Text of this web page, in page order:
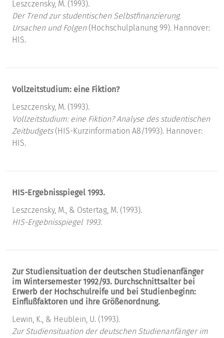
Leszczensky, M. (1993).
Der Trend zur studentischen Selbstfinanzierung.
Ursachen und Folgen(Hochschulplanung 99). Hannover:
HIS.
Vollzeitstudium: eine Fiktion?
Leszczensky, M. (1993).
Vollzeitstudium: eine Fiktion? Analyse des studentischen
Zeitbudgets(HIS-Kurzinformation A8/1993). Hannover:
HIS.
HIS-Ergebnisspiegel 1993.
Leszczensky, M., & Ostertag, M. (1993).
HIS-Ergebnisspiegel 1993.
Zur Studiensituation der deutschen Studienanfänger
im Wintersemester 1992/93. Durchschnittsalter bei
Erwerb der Hochschulreife und bei Studienbeginn:
Einflußfaktoren und ihre Größenordnung.
Lewin, K., & Heublein, U. (1993).
Zur Studiensituation der deutschen Studienanfänger im